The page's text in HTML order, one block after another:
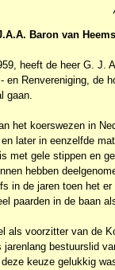
Baron van
heeft de heer G. J.
en Renvereniging,
gaan.
het koerswezen in
later in eenzelfde
met gele stippen en
hebben
in de jaren toen het
paarden in de baan
als voorzitter van de
jarenlang bestuurslid
keuze gelukkig